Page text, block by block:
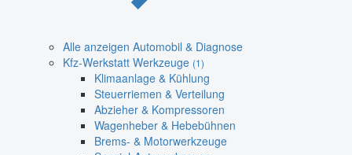
Alle anzeigen Automobil & Diagnose
Kfz-Werkstatt Werkzeuge (1)
Klimaanlage & Kühlung
Steuerriemen & Verteilung
Abzieher & Kompressoren
Wagenheber & Hebebühnen
Brems- & Motorwerkzeuge